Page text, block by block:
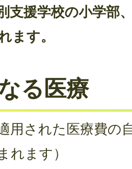
支援学校の小学部
ます。
る医療
用された医療費の
れます）